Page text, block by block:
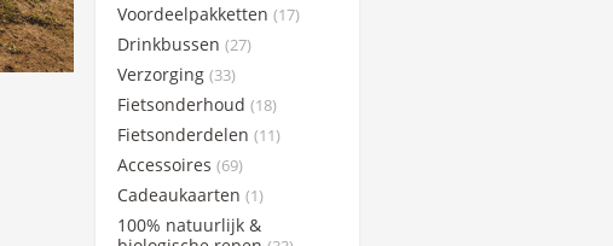
Voordeelpakketten (17)
Drinkbussen (27)
Verzorging (33)
Fietsonderhoud (18)
Fietsonderdelen (11)
Accessoires (69)
Cadeaukaarten (1)
100% natuurlijk &